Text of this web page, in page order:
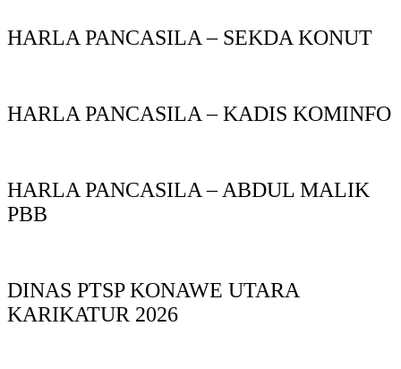
HARLA PANCASILA – SEKDA KONUT
HARLA PANCASILA – KADIS KOMINFO
HARLA PANCASILA – ABDUL MALIK
PBB
DINAS PTSP KONAWE UTARA
KARIKATUR 2026